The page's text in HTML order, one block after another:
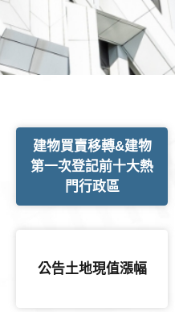
建物買賣移轉&建物
第一次登記前十大熱
門行政區
公告土地現值漲幅